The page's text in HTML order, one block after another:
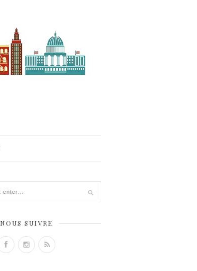
NOUS SUIVRE